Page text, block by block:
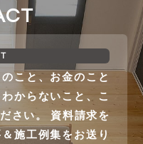
こと、お金のこと
からないこと、こ
さい。 資料請求を
施工例集をお送り